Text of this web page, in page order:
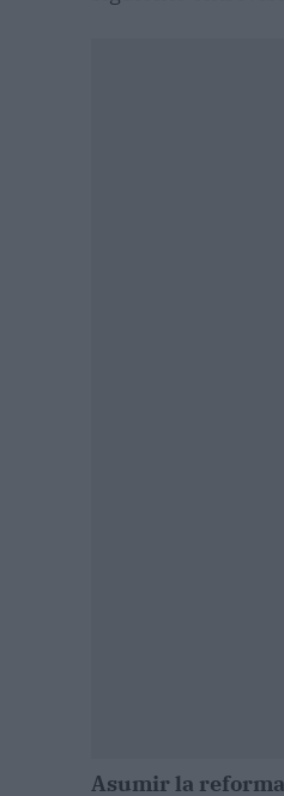
Asumir la reforma